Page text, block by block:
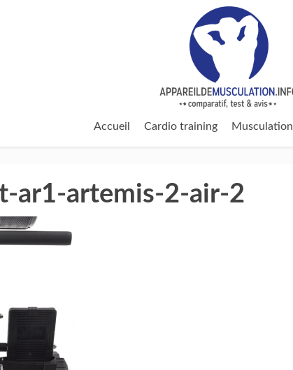
Accueil Cardio training Musculation
ar1-artemis-2-air-2